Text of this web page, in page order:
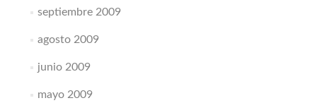
septiembre 2009
agosto 2009
junio 2009
mayo 2009